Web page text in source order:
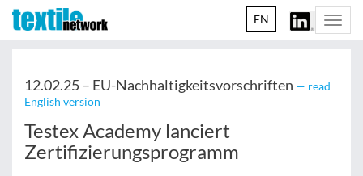
EN
12.02.25 – EU-Nachhaltigkeitsvorschriften — read
English version
Testex Academy lanciert
Zertifizierungsprogramm